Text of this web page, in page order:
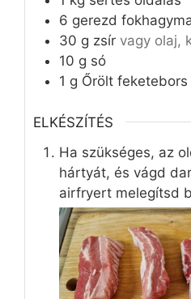
6 gerezd
30 g zsír vagy olaj,
10 g só
1 g Őrölt feketebors
ELKÉSZÍTÉS
Ha szükséges, az
hártyát, és vágd
airfryert melegítsd